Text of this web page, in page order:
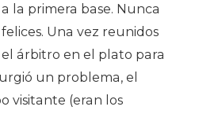
la primera base. Nunca
Una vez reunidos
el árbitro en el plato para
un problema, el
visitante (eran los